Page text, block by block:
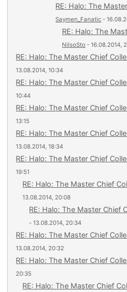
RE: Halo: The
Saymen_Fanatic -
RE: Halo: The
NilsoSto - 16.08.2014,
RE: Halo: The Master Chief
13.08.2014, 10:34
RE: Halo: The Master Chief
10:44
RE: Halo: The Master Chief
13:15
RE: Halo: The Master Chief
13.08.2014, 18:34
RE: Halo: The Master Chief
19:51
RE: Halo: The Master Chief
13.08.2014, 20:08
RE: Halo: The Master Chief
- 13.08.2014, 20:34
RE: Halo: The Master Chief
13.08.2014, 20:32
RE: Halo: The Master Chief
20:35
RE: Halo: The Master Chief